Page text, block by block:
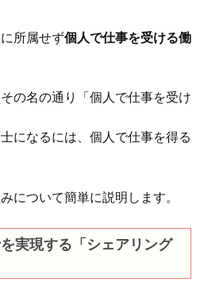
所属せず個人で仕事を受ける働
の名の通り「個人で仕事を受け
になるには、個人で仕事を得る
について簡単に説明します。
実現する「シェアリング